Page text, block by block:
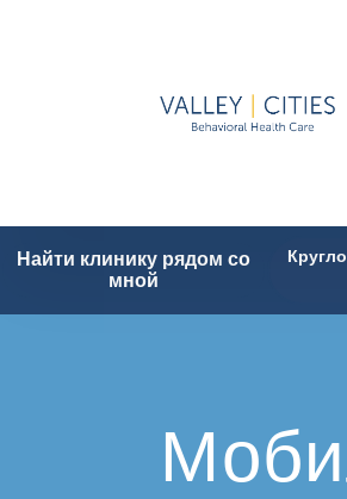
Найти клинику рядом со
мной